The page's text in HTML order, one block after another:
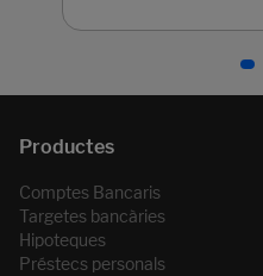
Comptes Bancaris
Targetes bancàries
Hipoteques
Préstecs personals